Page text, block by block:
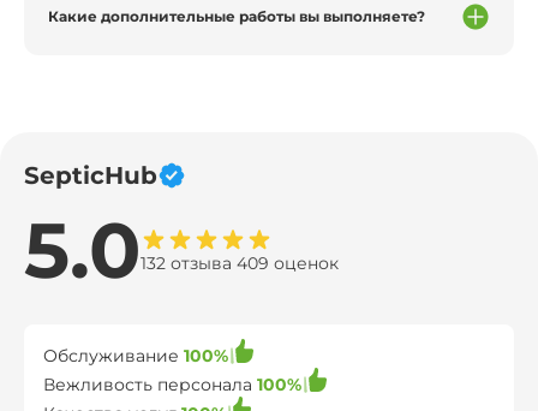
Какие дополнительные работы вы выполняете?
SepticHub
5.0132 отзыва 409 оценок
Обслуживание 100%
Вежливость персонала 100%